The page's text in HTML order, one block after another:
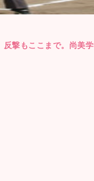
撃もここまで。尚美学